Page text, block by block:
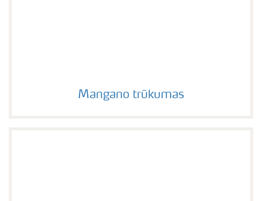
Mangano trūkumas
Mangano trūkumas